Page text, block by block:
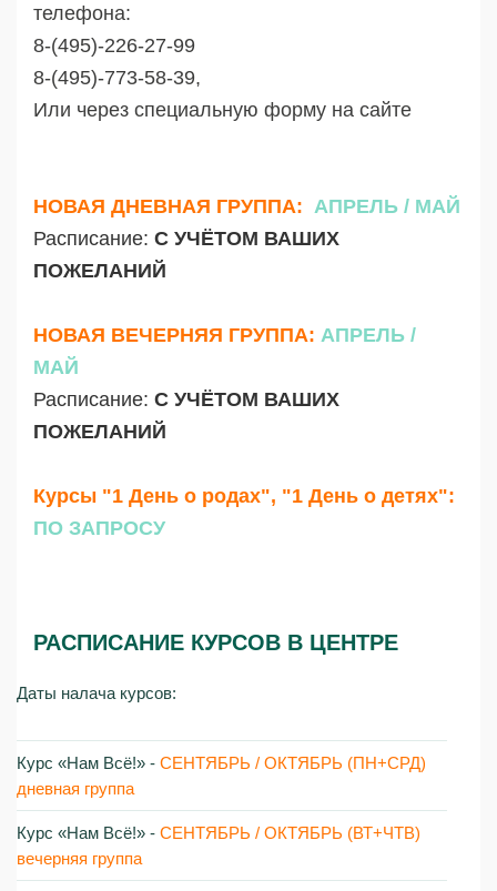
телефона:
8-(495)-226-27-99
8-(495)-773-58-39,
Или через специальную форму на сайте
НОВАЯ ДНЕВНАЯ ГРУППА: АПРЕЛЬ / МАЙ
Расписание: С УЧЁТОМ ВАШИХ
ПОЖЕЛАНИЙ
НОВАЯ ВЕЧЕРНЯЯ ГРУППА: АПРЕЛЬ /
МАЙ
Расписание: С УЧЁТОМ ВАШИХ
ПОЖЕЛАНИЙ
Курсы "1 День о родах", "1 День о детях":
ПО ЗАПРОСУ
РАСПИСАНИЕ КУРСОВ В ЦЕНТРЕ
Даты налача курсов:
Курс «Нам Всё!»‎ - СЕНТЯБРЬ / ОКТЯБРЬ (ПН+СРД)
дневная группа
Курс «Нам Всё!»‎ - СЕНТЯБРЬ / ОКТЯБРЬ (ВТ+ЧТВ)
вечерняя группа